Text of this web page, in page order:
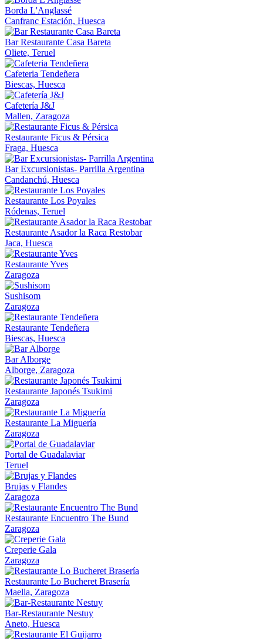
Borda L'Anglassé
Canfranc Estación, Huesca
Bar Restaurante Casa Bareta
Oliete, Teruel
Cafeteria Tendeñera
Biescas, Huesca
Cafetería J&J
Mallen, Zaragoza
Restaurante Ficus & Pérsica
Fraga, Huesca
Bar Excursionistas- Parrilla Argentina
Candanchú, Huesca
Restaurante Los Poyales
Ródenas, Teruel
Restaurante Asador la Raca Restobar
Jaca, Huesca
Restaurante Yves
Zaragoza
Sushisom
Zaragoza
Restaurante Tendeñera
Biescas, Huesca
Bar Alborge
Alborge, Zaragoza
Restaurante Japonés Tsukimi
Zaragoza
Restaurante La Miguería
Zaragoza
Portal de Guadalaviar
Teruel
Brujas y Flandes
Zaragoza
Restaurante Encuentro The Bund
Zaragoza
Creperie Gala
Zaragoza
Restaurante Lo Bucheret Brasería
Maella, Zaragoza
Bar-Restaurante Nestuy
Aneto, Huesca